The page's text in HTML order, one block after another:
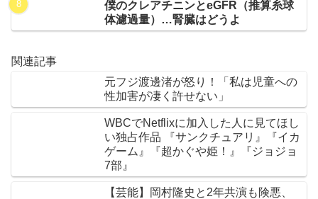
僕のクレアチニンとeGFR（推算糸球
体濾過量）…腎臓はどうよ
関連記事
元フジ渡邊渚が怒り！「私は児童への
性加害が凄く許せない」
WBCでNetflixに加入した人に見てほし
い独占作品 『サンクチュアリ』『イカ
ゲーム』『超かぐや姫！』『ジョジョ
7部』
【芸能】岡村隆史と2年共演も険悪、